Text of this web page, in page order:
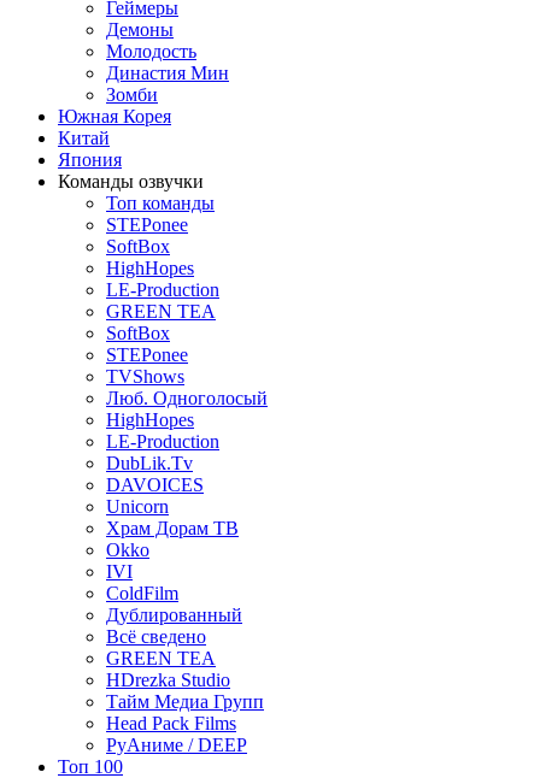
Геймеры
Демоны
Молодость
Династия Мин
Зомби
Южная Корея
Китай
Япония
Команды озвучки
Топ команды
STEPonee
SoftBox
HighHopes
LE-Production
GREEN TEA
SoftBox
STEPonee
TVShows
Люб. Одноголосый
HighHopes
LE-Production
DubLik.Tv
DAVOICES
Unicorn
Храм Дорам ТВ
Okko
IVI
ColdFilm
Дублированный
Всё сведено
GREEN TEA
HDrezka Studio
Тайм Медиа Групп
Head Pack Films
РуАниме / DEEP
Топ 100